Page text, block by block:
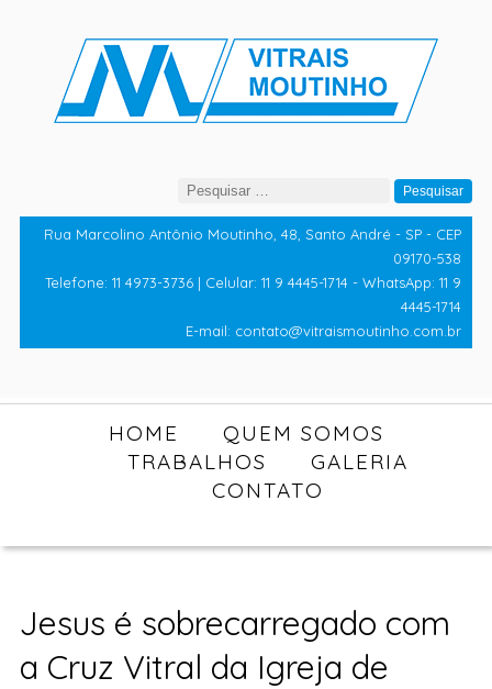
Pesquisar
por:
Rua Marcolino Antônio Moutinho, 48, Santo André - SP - CEP
09170-538
Telefone: 11 4973-3736 | Celular: 11 9 4445-1714 - WhatsApp: 11 9
4445-1714
E-mail: contato@vitraismoutinho.com.br
HOME
QUEM SOMOS
TRABALHOS
GALERIA
CONTATO
Jesus é sobrecarregado com
a Cruz Vitral da Igreja de